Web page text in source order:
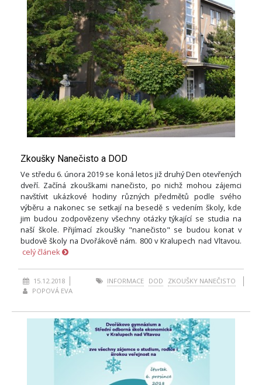
Zkoušky Nanečisto a DOD
Ve středu 6. února 2019 se koná letos již druhý Den otevřených
dveří. Začíná zkouškami nanečisto, po nichž mohou zájemci
navštívit ukázkové hodiny různých předmětů podle svého
výběru a nakonec se setkají na besedě s vedením školy, kde
jim budou zodpovězeny všechny otázky týkající se studia na
naší škole. Přijímací zkoušky "nanečisto" se budou konat v
budově školy na Dvořákově nám. 800 v Kralupech nad Vltavou.
celý článek
15.12.2018 INFORMACE DOD
ZKOUŠKY NANEČISTO
POPOVÁ EVA